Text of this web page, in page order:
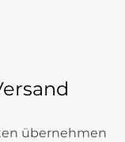
übernehmen